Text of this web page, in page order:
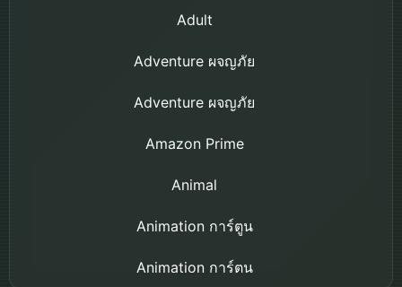
Adult
Adventure ผจญภัย
Adventure ผจญภัย
Amazon Prime
Animal
Animation การ์ตูน
Animation การ์ตูน